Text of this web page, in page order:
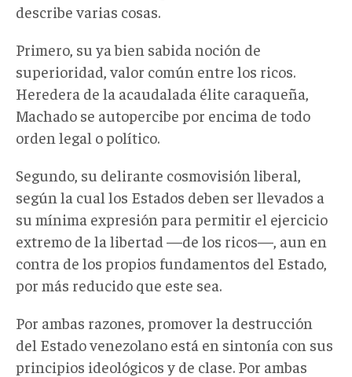
describe varias cosas.
Primero, su ya bien sabida noción de
superioridad, valor común entre los ricos.
Heredera de la acaudalada élite caraqueña,
Machado se autopercibe por encima de todo
orden legal o político.
Segundo, su delirante cosmovisión liberal,
según la cual los Estados deben ser llevados a
su mínima expresión para permitir el ejercicio
extremo de la libertad —de los ricos— , aun en
contra de los propios fundamentos del Estado,
por más reducido que este sea.
Por ambas razones, promover la destrucción
del Estado venezolano está en sintonía con sus
principios ideológicos y de clase. Por ambas